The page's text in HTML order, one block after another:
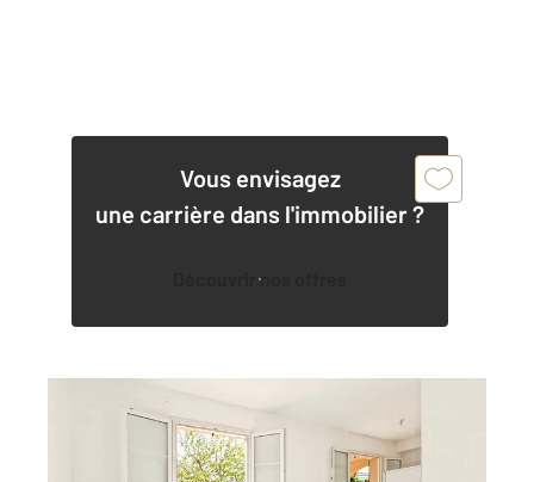
Vous envisagez
une carrière dans l'immobilier ?
Découvrir nos offres
PATRIMONIO 202
, 2 pièces
Ref : 800